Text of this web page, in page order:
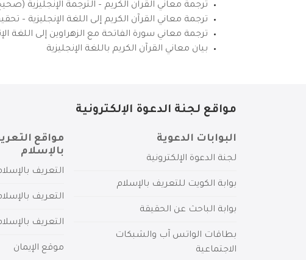
ترجمة معاني القرآن الكريم – الترجمة الإنجليزية
ترجمة معاني القرآن الكريم إلى اللغة الإنجليزية –
ترجمة معاني سورة الفاتحة مع الزهراوين إلى اللغة
بيان معاني القرآن الكريم باللغة الإنجليزية
مواقع لجنة الدعوة الإلكترونية
البوابات الدعوية
لجنة الدعوة الإلكترونية
بوابة الكويت للتعريف بالإسلام
بوابة الباحث عن الحقيقة
بطاقات الواتس آب والشبكات
الاجتماعية
مواقع
بالإسلام
التعريف
التعريف
التعريف
موقع الإيمان